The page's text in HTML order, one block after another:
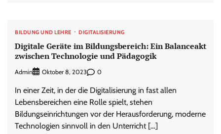
BILDUNG UND LEHRE DIGITALISIERUNG
Digitale Geräte im Bildungsbereich: Ein Balanceakt
zwischen Technologie und Pädagogik
Admin Oktober 8, 2023 0
In einer Zeit, in der die Digitalisierung in fast allen
Lebensbereichen eine Rolle spielt, stehen
Bildungseinrichtungen vor der Herausforderung, moderne
Technologien sinnvoll in den Unterricht […]